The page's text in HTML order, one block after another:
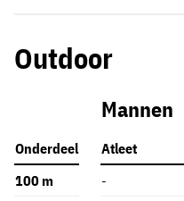
Outdoor
Mannen
Onderdeel Atleet
100 m
-